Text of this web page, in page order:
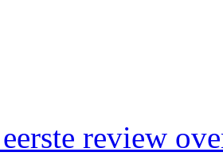
review